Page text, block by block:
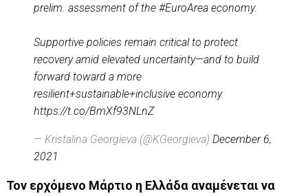
prelim. assessment of the#EuroArea economy.
Supportive policies remain critical to protect
recovery amid elevated uncertainty—and to build
forward toward a more
resilient+sustainable+inclusive economy.
https://t.co/BmXf93NLnZ
— Kristalina Georgieva (@KGeorgieva)December 6,
2021
Τον ερχόμενο Μάρτιο η Ελλάδα αναμένεται να